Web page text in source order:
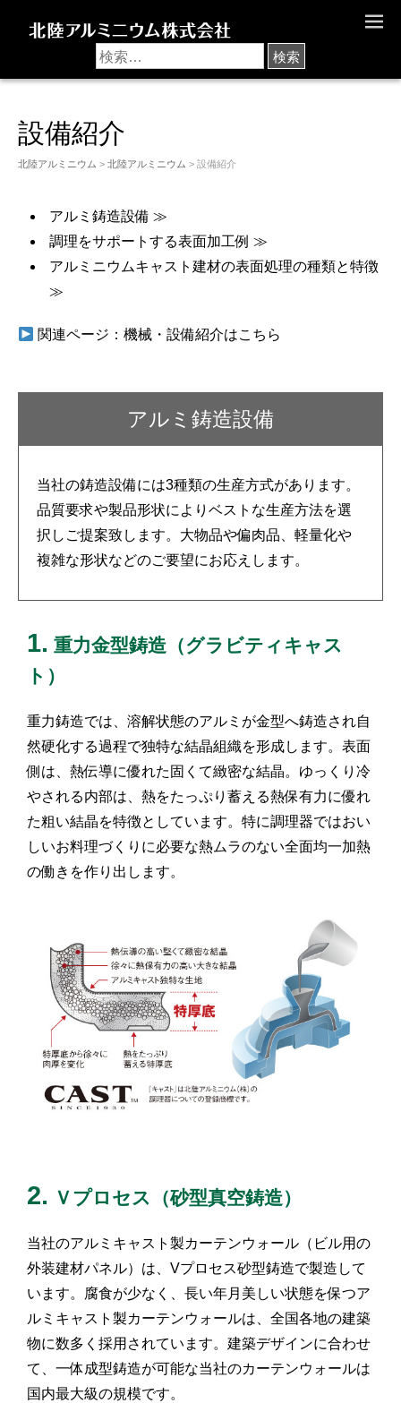
U
設備紹介
北陸アルミニウム > 北陸アルミニウム > 設備紹介
アルミ鋳造設備 ≫
調理をサポートする表面加工例 ≫
アルミニウムキャスト建材の表面処理の種類と特徴
≫
関連ページ：機械・設備紹介はこちら
アルミ鋳造設備
当社の鋳造設備には3種類の生産方式があります。
品質要求や製品形状によりベストな生産方法を選
択しご提案致します。大物品や偏肉品、軽量化や
複雑な形状などのご要望にお応えします。
1. 重力金型鋳造（グラビティキャス
ト）
重力鋳造では、溶解状態のアルミが金型へ鋳造され自
然硬化する過程で独特な結晶組織を形成します。表面
側は、熱伝導に優れた固くて緻密な結晶。ゆっくり冷
やされる内部は、熱をたっぷり蓄える熱保有力に優れ
た粗い結晶を特徴としています。特に調理器ではおい
しいお料理づくりに必要な熱ムラのない全面均一加熱
の働きを作り出します。
2. Ｖプロセス（砂型真空鋳造）
当社のアルミキャスト製カーテンウォール（ビル用の
外装建材パネル）は、Vプロセス砂型鋳造で製造して
います。腐食が少なく、長い年月美しい状態を保つア
ルミキャスト製カーテンウォールは、全国各地の建築
物に数多く採用されています。建築デザインに合わせ
て、一体成型鋳造が可能な当社のカーテンウォールは
国内最大級の規模です。